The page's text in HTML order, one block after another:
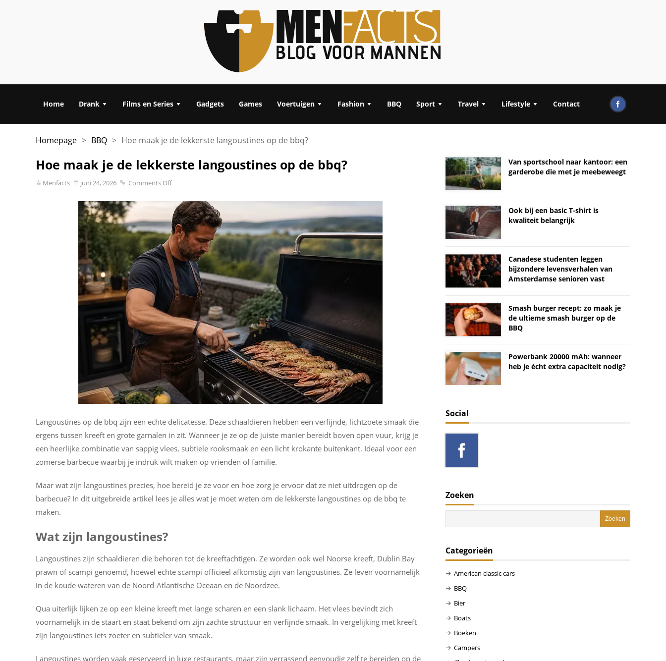
Home Drank Films en Series Gadgets Games Voertuigen Fashion BBQ Sport Travel Lifestyle Contact
Homepage > BBQ > Hoe maak je de lekkerste langoustines op de bbq?
Hoe maak je de lekkerste langoustines op de bbq?
Menfacts juni 24, 2026 Comments Off
Langoustines op de bbq zijn een echte delicatesse. Deze schaaldieren hebben een verfijnde, lichtzoete smaak die
ergens tussen kreeft en grote garnalen in zit. Wanneer je ze op de juiste manier bereidt boven open vuur, krijg je
een heerlijke combinatie van sappig vlees, subtiele rooksmaak en een licht krokante buitenkant. Ideaal voor een
zomerse barbecue waarbij je indruk wilt maken op vrienden of familie.
Maar wat zijn langoustines precies, hoe bereid je ze voor en hoe zorg je ervoor dat ze niet uitdrogen op de
barbecue? In dit uitgebreide artikel lees je alles wat je moet weten om de lekkerste langoustines op de bbq te
maken.
Wat zijn langoustines?
Langoustines zijn schaaldieren die behoren tot de kreeftachtigen. Ze worden ook wel Noorse kreeft, Dublin Bay
prawn of scampi genoemd, hoewel echte scampi officieel afkomstig zijn van langoustines. Ze leven voornamelijk
in de koude wateren van de Noord-Atlantische Oceaan en de Noordzee.
Qua uiterlijk lijken ze op een kleine kreeft met lange scharen en een slank lichaam. Het vlees bevindt zich
voornamelijk in de staart en staat bekend om zijn zachte structuur en verfijnde smaak. In vergelijking met kreeft
zijn langoustines iets zoeter en subtieler van smaak.
Langoustines worden vaak geserveerd in luxe restaurants, maar zijn verrassend eenvoudig zelf te bereiden op de
Van sportschool naar kantoor: een
garderobe die met je meebeweegt
Ook bij een basic T-shirt is
kwaliteit belangrijk
Canadese studenten leggen
bijzondere levensverhalen van
Amsterdamse senioren vast
Smash burger recept: zo maak je
de ultieme smash burger op de
BBQ
Powerbank 20000 mAh: wanneer
heb je écht extra capaciteit nodig?
Social
Zoeken
Categorieën
American classic cars
BBQ
Bier
Boats
Boeken
Campers